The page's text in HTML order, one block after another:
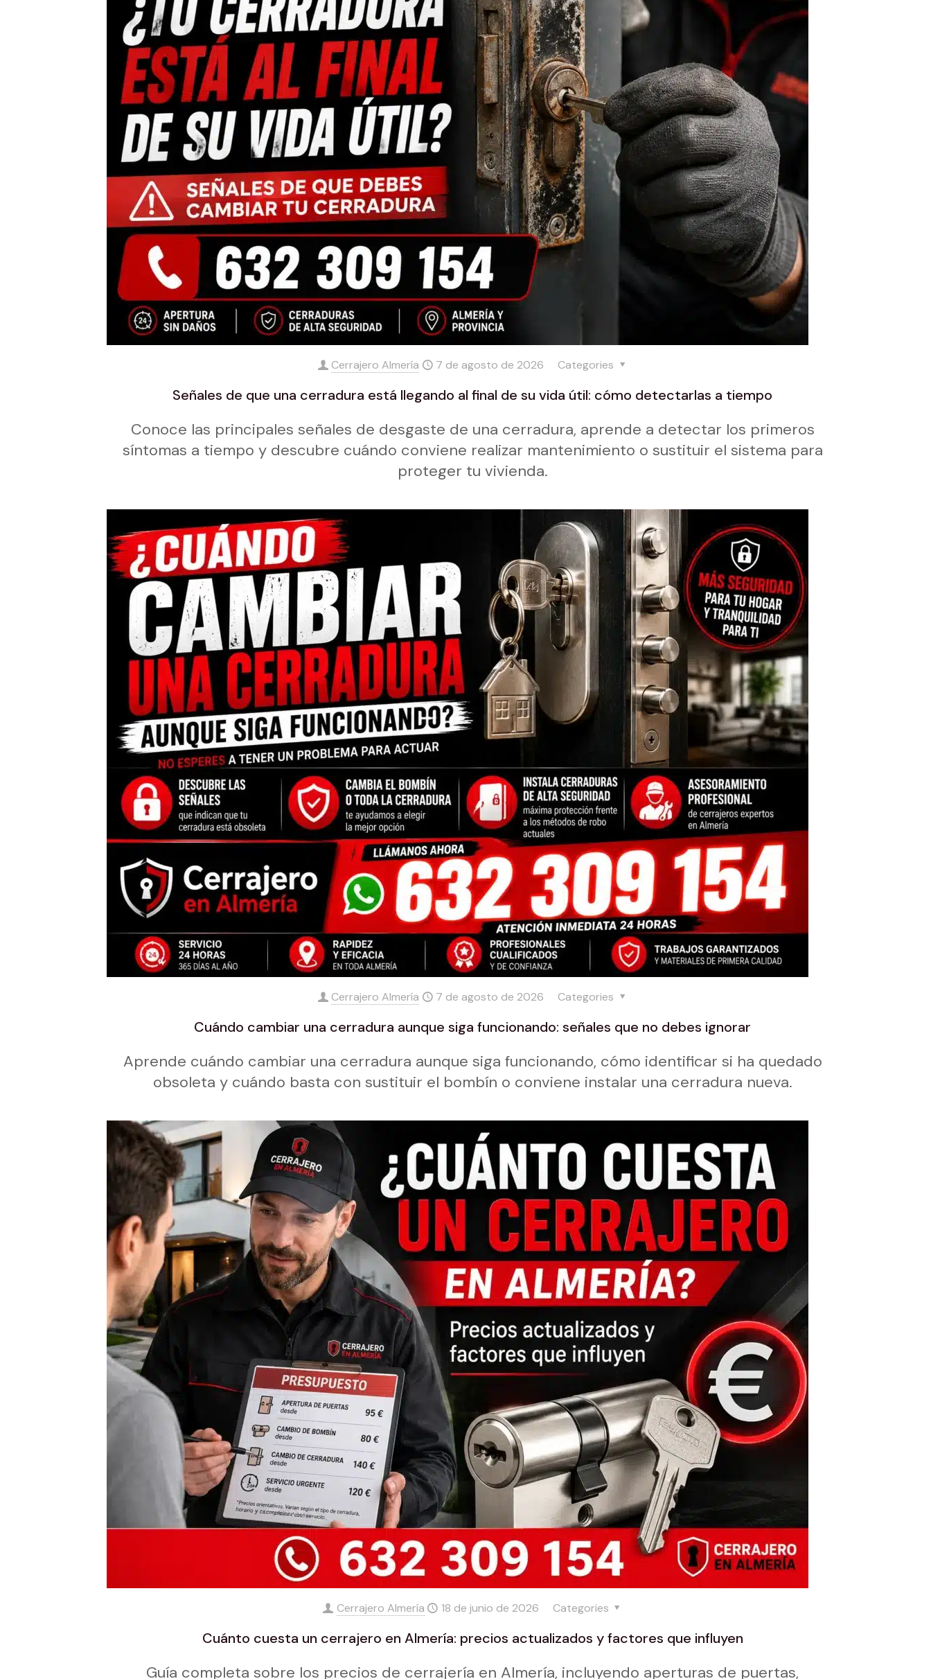
Cerrajero Almería 7 de agosto de 2026 Categories
Señales de que una cerradura está llegando al final de su vida útil: cómo detectarlas a tiempo
Conoce las principales señales de desgaste de una cerradura, aprende a detectar los primeros
síntomas a tiempo y descubre cuándo conviene realizar mantenimiento o sustituir el sistema para
proteger tu vivienda.
Cerrajero Almería 7 de agosto de 2026 Categories
Cuándo cambiar una cerradura aunque siga funcionando: señales que no debes ignorar
Aprende cuándo cambiar una cerradura aunque siga funcionando, cómo identificar si ha quedado
obsoleta y cuándo basta con sustituir el bombín o conviene instalar una cerradura nueva.
Cerrajero Almería 18 de junio de 2026 Categories
Cuánto cuesta un cerrajero en Almería: precios actualizados y factores que influyen
Guía completa sobre los precios de cerrajería en Almería, incluyendo aperturas de puertas,